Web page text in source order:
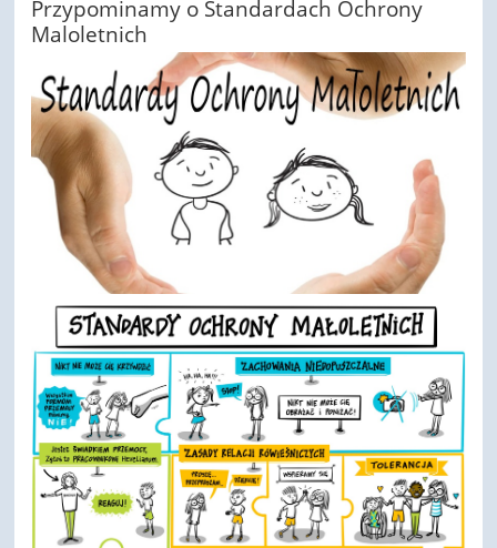
Przypominamy o Standardach Ochrony
Maloletnich